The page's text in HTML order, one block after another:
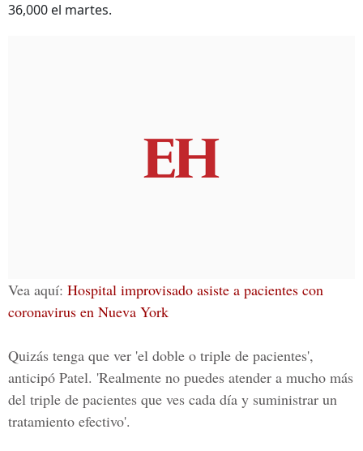
36,000 el martes.
Vea aquí: Hospital improvisado asiste a pacientes con
coronavirus en Nueva York
Quizás tenga que ver 'el doble o triple de pacientes',
anticipó Patel. 'Realmente no puedes atender a mucho más
del triple de pacientes que ves cada día y suministrar un
tratamiento efectivo'.